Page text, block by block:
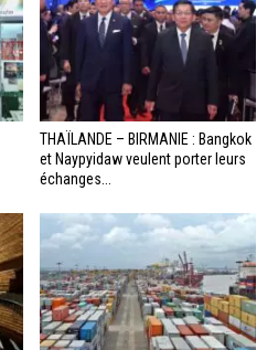
THAÏLANDE – BIRMANIE : Bangkok
et Naypyidaw veulent porter leurs
échanges...